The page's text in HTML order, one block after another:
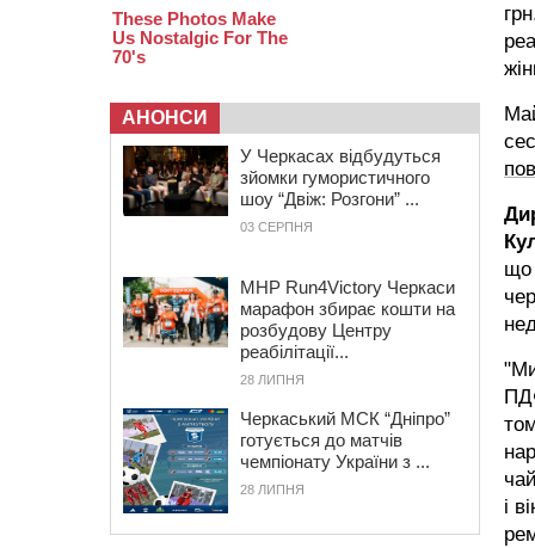
що
і
АНОНСИ
У Черкасах відбудуться
зйомки гумористичного
шоу “Двіж: Розгони” ...
03 СЕРПНЯ
MHP Run4Victory Черкаси
марафон збирає кошти на
розбудову Центру
реабілітації...
28 ЛИПНЯ
Черкаський МСК “Дніпро”
готується до матчів
чемпіонату України з ...
28 ЛИПНЯ